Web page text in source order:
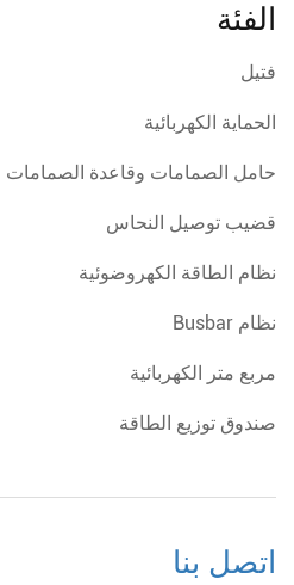
الفئة
فتيل
الحماية الكهربائية
حامل الصمامات وقاعدة الصمامات
قضيب توصيل النحاس
نظام الطاقة الكهروضوئية
نظام Busbar
مربع متر الكهربائية
صندوق توزيع الطاقة
اتصل بنا